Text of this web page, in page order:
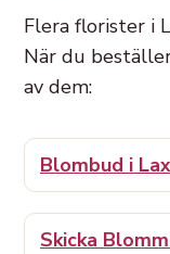
Flera florister i
När du
av dem:
Blombud i
Skicka